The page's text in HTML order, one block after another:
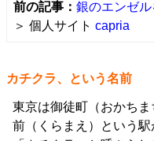
前の記事： 銀のエンゼル
＞ 個人サイト capria
カチクラ、という名前
東京は御徒町（おかち
前（くらまえ）という